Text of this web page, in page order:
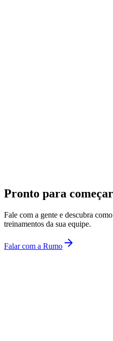
Pronto para
Fale com a gente e descubra
treinamentos da sua equipe.
Falar com a Rumo